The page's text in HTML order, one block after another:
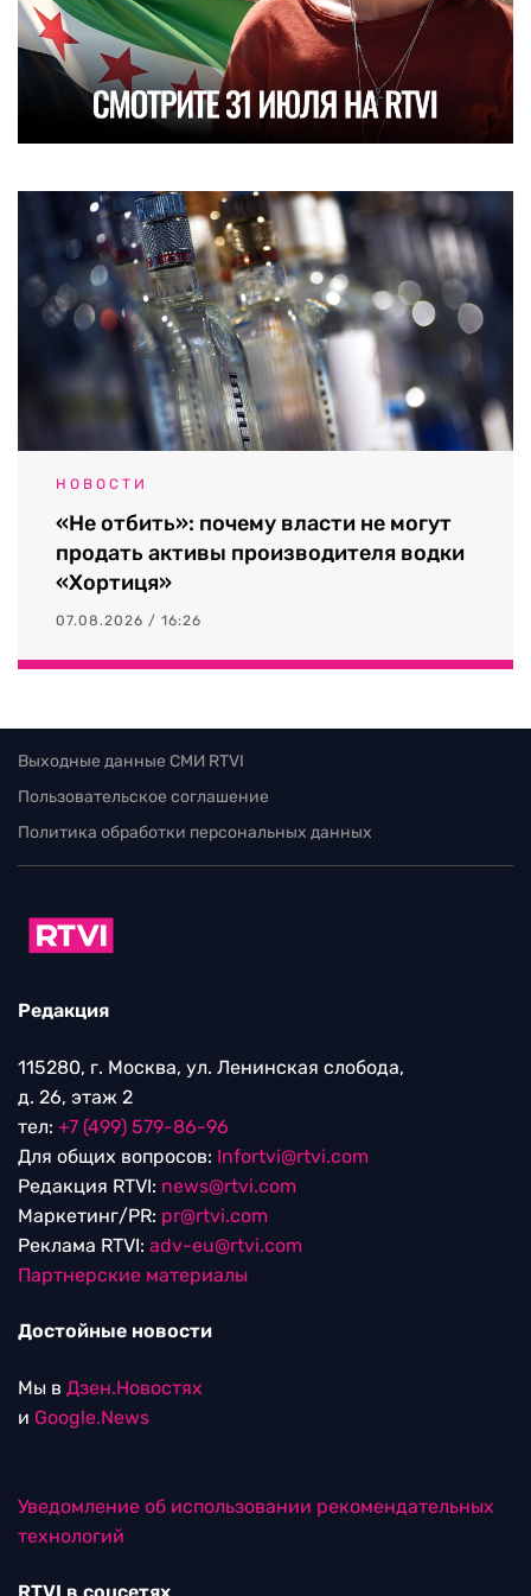
НОВОСТИ
«Не отбить»: почему власти не могут
продать активы производителя водки
«Хортиця»
07.08.2026 / 16:26
Выходные данные СМИ RTVI
Пользовательское соглашение
Политика обработки персональных данных
Редакция
115280, г. Москва, ул. Ленинская слобода,
д. 26, этаж 2
тел: +7 (499) 579-86-96
Для общих вопросов: Infortvi@rtvi.com
Редакция RTVI: news@rtvi.com
Маркетинг/PR: pr@rtvi.com
Реклама RTVI: adv-eu@rtvi.com
Партнерские материалы
Достойные новости
Мы в Дзен.Новостях
и Google.News
Уведомление об использовании рекомендательных
технологий